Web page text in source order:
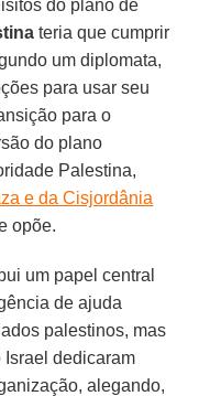
do plano de
teria que cumprir
um diplomata,
para usar seu
para o
do plano
Palestina,
e da Cisjordânia
opõe.
um papel central
de ajuda
palestinos, mas
Israel dedicaram
alegando,